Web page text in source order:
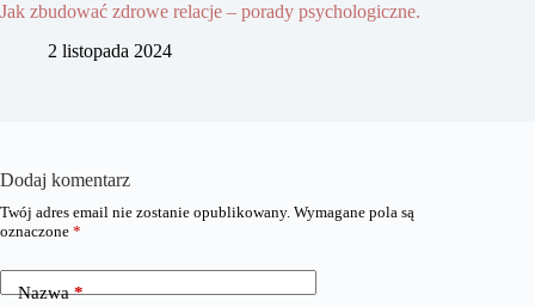
Jak zbudować zdrowe relacje – porady psychologiczne.
2 listopada 2024
Dodaj komentarz
Twój adres email nie zostanie opublikowany. Wymagane pola są
oznaczone *
Nazwa*